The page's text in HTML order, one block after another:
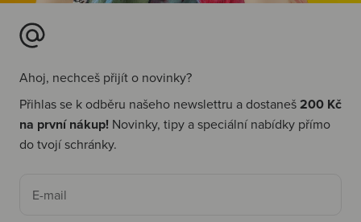
Ahoj, nechceš přijít o novinky?
Přihlas se k odběru našeho newslettru a dostaneš200 Kč
na první nákup! Novinky, tipy a speciální nabídky přímo
do tvojí schránky.
E-mail